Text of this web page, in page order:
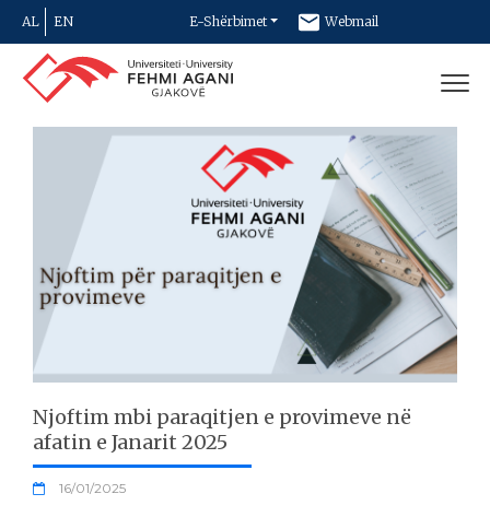
AL EN E-Shërbimet Webmail
Newsletter
Njoftim mbi paraqitjen e provimeve në
afatin e Janarit 2025
16/01/2025